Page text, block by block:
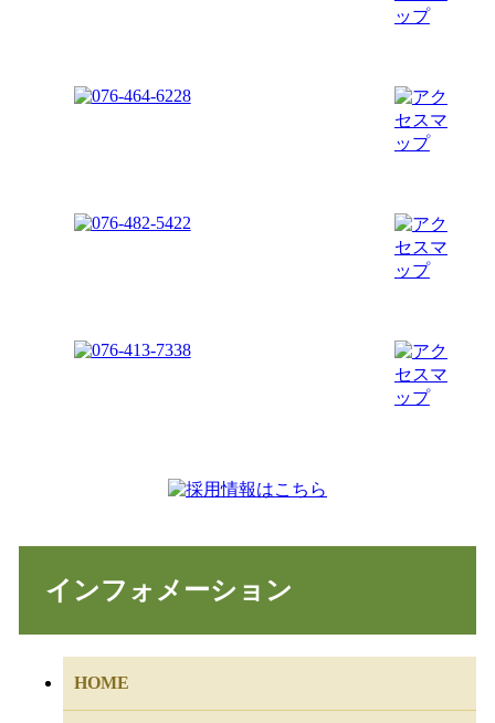
インフォメーション
HOME